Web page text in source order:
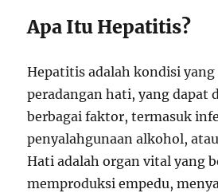
Apa Itu Hepatitis?
Hepatitis adalah kondisi
peradangan hati, yang dapat
berbagai faktor, termasuk
penyalahgunaan alkohol,
Hati adalah organ vital yang
memproduksi empedu,